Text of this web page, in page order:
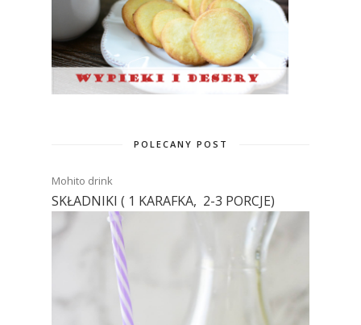
POLECANY POST
Mohito drink
SKŁADNIKI ( 1 KARAFKA, 2-3 PORCJE)